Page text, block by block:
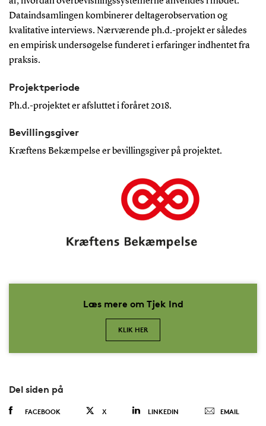
Dataindsamlingen kombinerer deltagerobservation og
kvalitative interviews. Nærværende ph.d.-projekt er således
en empirisk undersøgelse funderet i erfaringer indhentet fra
praksis.
Projektperiode
Ph.d.-projektet er afsluttet i foråret 2018.
Bevillingsgiver
Kræftens Bekæmpelse er bevillingsgiver på projektet.
Læs mere om Tjek Ind
KLIK HER
Del siden på
FACEBOOK X LINKEDIN EMAIL